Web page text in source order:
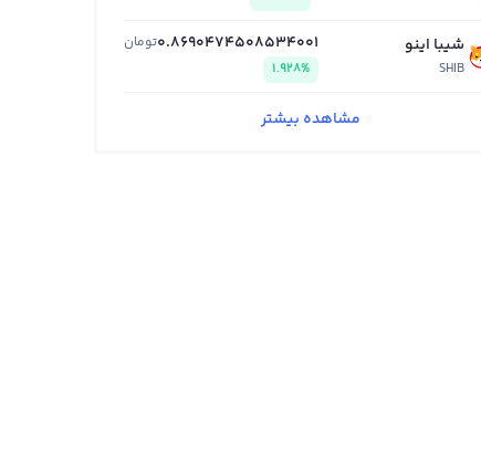
شیبا اینو
SHIB
0.8690474508534001تومان
1.928%
مشاهده بیشتر